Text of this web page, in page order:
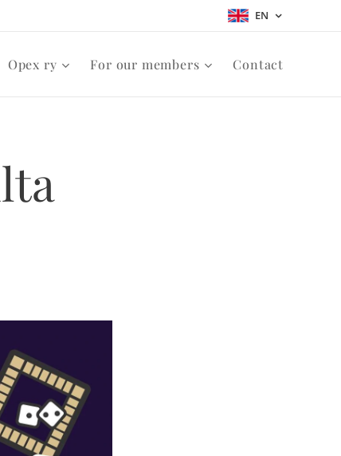
EN
Opex ry For our members Contact